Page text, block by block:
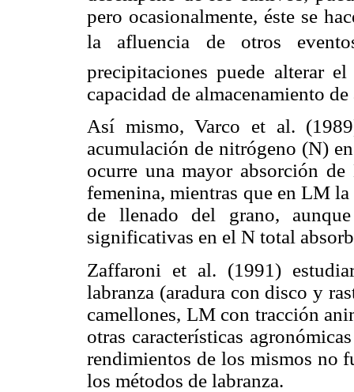
pero ocasionalmente, éste se
la afluencia de otros
precipitaciones puede alterar
capacidad de almacenamiento
Así mismo, Varco et al.
acumulación de nitrógeno (N)
ocurre una mayor absorción
femenina, mientras que en LM
de llenado del grano,
significativas en el N total
Zaffaroni et al. (1991)
labranza (aradura con disco y
camellones, LM con tracción
otras características
rendimientos de los mismos no
los métodos de labranza.